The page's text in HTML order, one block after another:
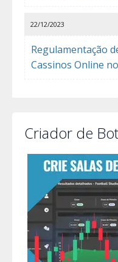
Regulamentação
Cassinos Online
22/12/2023
Criador de